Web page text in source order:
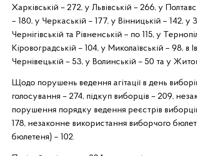
Харківській – 272, у Львівській – 266, у
– 180, у Черкаській – 177, у Вінницькій – 142, у
Чернігівській та Рівненській – по 115, у
Кіровоградській – 104, у Миколаївській – 98, в
Чернівецькій – 53, у Волинській – 50 та у
Щодо порушень ведення агітації в день
голосування – 274, підкуп виборців – 209,
порушення порядку ведення реєстрів
178, незаконне використання виборчого
бюлетеня) – 102.